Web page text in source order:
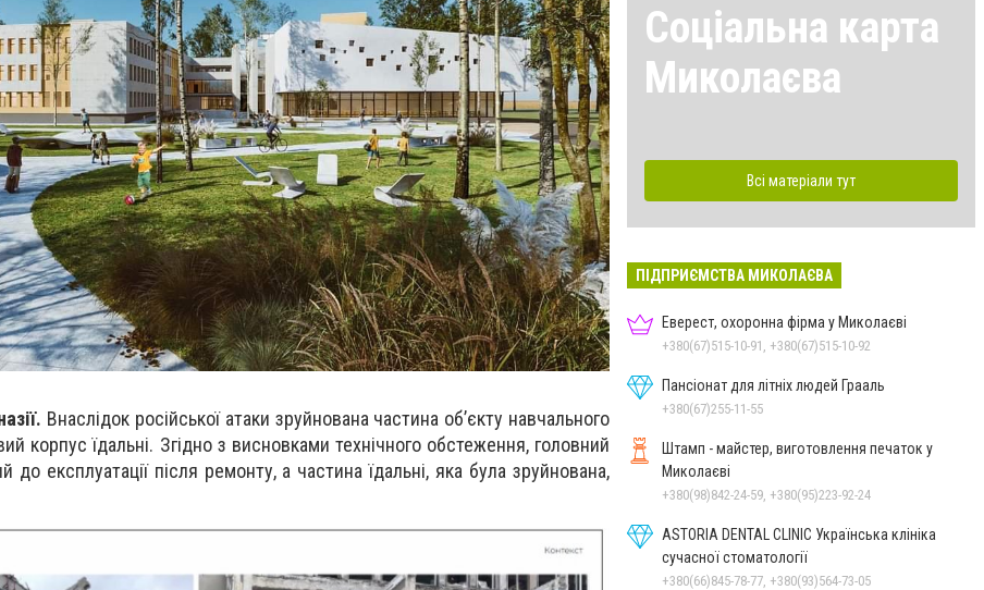
Внаслідок російської атаки зруйнована частина об’єкту навчального
корпус їдальні. Згідно з висновками технічного обстеження, головний
експлуатації після ремонту, а частина їдальні, яка була зруйнована,
Соціальна карта
Миколаєва
Всі матеріали тут
ПІДПРИЄМСТВА МИКОЛАЄВА
Еверест, охоронна фірма у Миколаєві
+380(67)515-10-91, +380(67)515-10-92
Пансіонат для літніх людей Грааль
+380(67)255-11-55
Штамп - майстер, виготовлення печаток у
Миколаєві
+380(98)842-24-59, +380(95)223-92-24
ASTORIA DENTAL CLINIC Українська клініка
сучасної стоматології
+380(66)845-78-77, +380(93)564-73-05